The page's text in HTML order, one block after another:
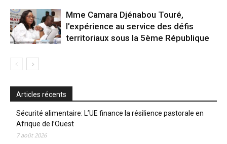
Mme Camara Djénabou Touré,
l’expérience au service des défis
territoriaux sous la 5ème République
Articles récents
Sécurité alimentaire: L’UE finance la résilience pastorale en
Afrique de l’Ouest
7 août 2026